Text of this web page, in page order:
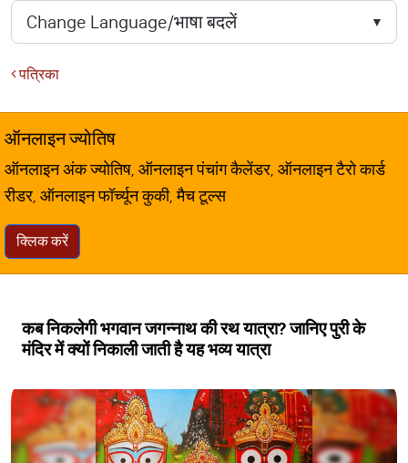
पत्रिका
ऑनलाइन ज्योतिष
ऑनलाइन अंक ज्योतिष, ऑनलाइन पंचांग कैलेंडर, ऑनलाइन टैरो कार्ड
रीडर, ऑनलाइन फॉर्च्यून कुकी, मैच टूल्स
क्लिक करें
कब निकलेगी भगवान जगन्नाथ की रथ यात्रा? जानिए पुरी के
मंदिर में क्यों निकाली जाती है यह भव्य यात्रा